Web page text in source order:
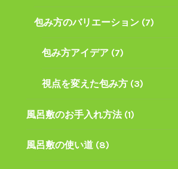
包み方のバリエーション(7)
包み方アイデア(7)
視点を変えた包み方(3)
風呂敷のお手入れ方法(1)
風呂敷の使い道 (8)